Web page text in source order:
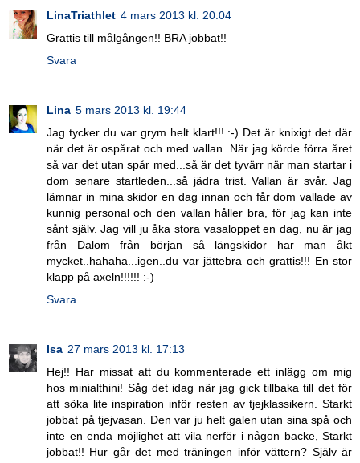
LinaTriathlet 4 mars 2013 kl. 20:04
Grattis till målgången!! BRA jobbat!!
Svara
Lina 5 mars 2013 kl. 19:44
Jag tycker du var grym helt klart!!! :-) Det är knixigt det där
när det är ospårat och med vallan. När jag körde förra året
så var det utan spår med...så är det tyvärr när man startar i
dom senare startleden...så jädra trist. Vallan är svår. Jag
lämnar in mina skidor en dag innan och får dom vallade av
kunnig personal och den vallan håller bra, för jag kan inte
sånt själv. Jag vill ju åka stora vasaloppet en dag, nu är jag
från Dalom från början så längskidor har man åkt
mycket..hahaha...igen..du var jättebra och grattis!!! En stor
klapp på axeln!!!!!! :-)
Svara
Isa 27 mars 2013 kl. 17:13
Hej!! Har missat att du kommenterade ett inlägg om mig
hos minialthini! Såg det idag när jag gick tillbaka till det för
att söka lite inspiration inför resten av tjejklassikern. Starkt
jobbat på tjejvasan. Den var ju helt galen utan sina spå och
inte en enda möjlighet att vila nerför i någon backe, Starkt
jobbat!! Hur går det med träningen inför vättern? Själv är